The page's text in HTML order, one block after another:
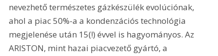
nevezhető természetes gázkészülék evolúciónak,
ahol a piac 50%-a a kondenzációs technológia
megjelenése után 15(!) évvel is hagyományos. Az
ARISTON, mint hazai piacvezető gyártó, a